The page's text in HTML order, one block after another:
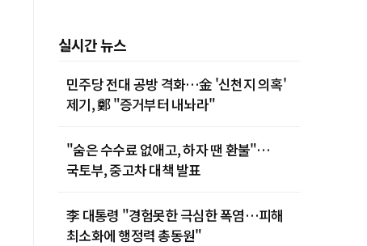
실시간 뉴스
민주당 전대 공방 격화…金 '신천지 의혹'
제기, 鄭 "증거부터 내놔라"
"숨은 수수료 없애고, 하자 땐 환불"…
국토부, 중고차 대책 발표
李 대통령 "경험못한 극심한 폭염…피해
최소화에 행정력 총동원"